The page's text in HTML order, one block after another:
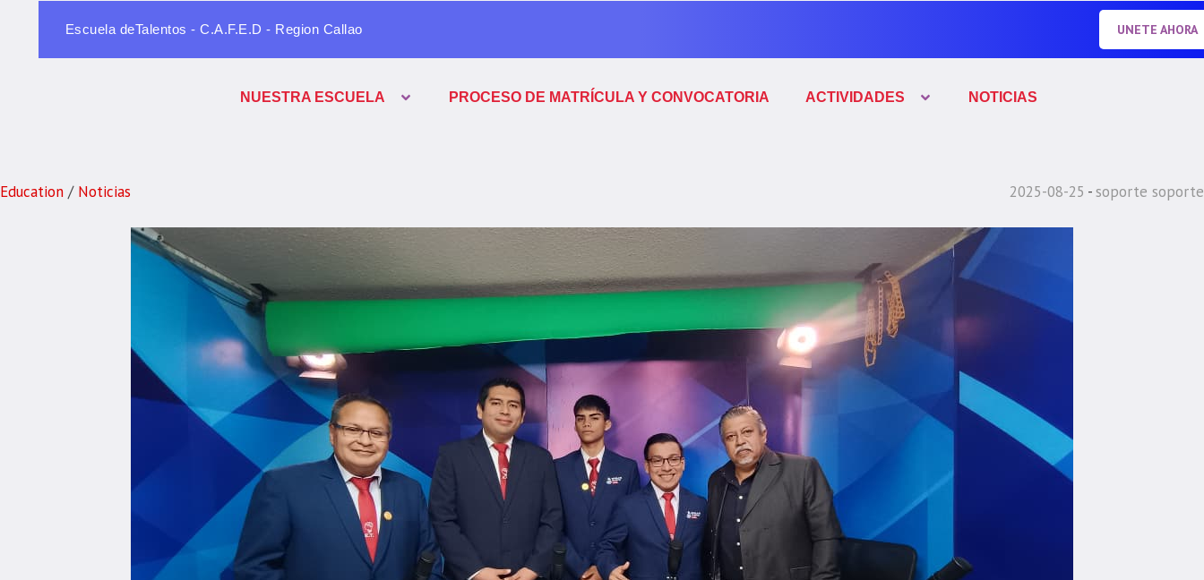
Escuela deTalentos - C.A.F.E.D - Region Callao UNETE AHORA
NUESTRA ESCUELA PROCESO DE MATRÍCULA Y CONVOCATORIA ACTIVIDADES NOTICIAS
2025-08-25 soporte soporte
Education / Noticias